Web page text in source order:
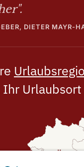
DIETER MAYR-
Ihr Urlaubsort